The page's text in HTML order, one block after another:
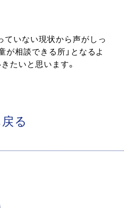
ていない現状から声がしっ
が相談できる所」となるよ
たいと思います。
る